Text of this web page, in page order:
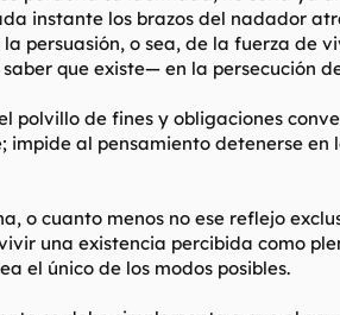
instante los brazos del nadador
la persuasión, o sea, de la fuerza de
que existe— en la persecución
polvillo de fines y obligaciones
al pensamiento detenerse
cuanto menos no ese reflejo
una existencia percibida como
el único de los modos posibles.